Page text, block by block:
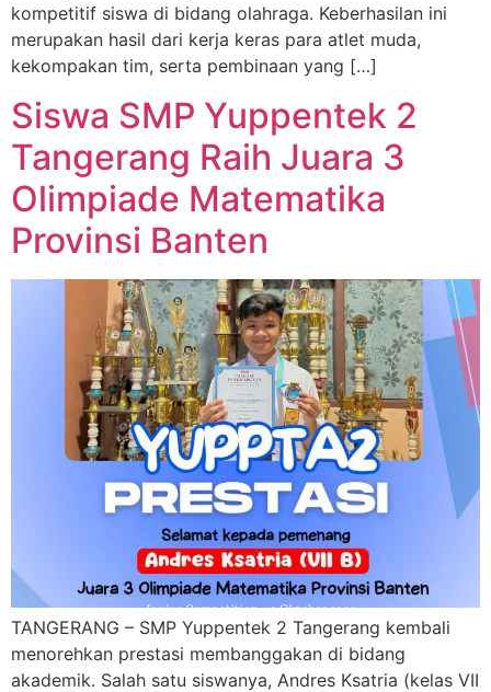
kompetitif siswa di bidang olahraga. Keberhasilan ini
merupakan hasil dari kerja keras para atlet muda,
kekompakan tim, serta pembinaan yang […]
Siswa SMP Yuppentek 2
Tangerang Raih Juara 3
Olimpiade Matematika
Provinsi Banten
TANGERANG – SMP Yuppentek 2 Tangerang kembali
menorehkan prestasi membanggakan di bidang
akademik. Salah satu siswanya, Andres Ksatria (kelas VII